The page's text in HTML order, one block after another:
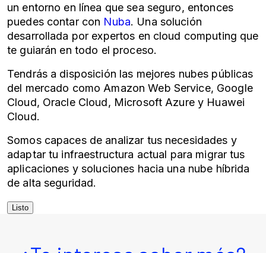
un entorno en línea que sea seguro, entonces
puedes contar con Nuba. Una solución
desarrollada por expertos en cloud computing que
te guiarán en todo el proceso.
Tendrás a disposición las mejores nubes públicas
del mercado como Amazon Web Service, Google
Cloud, Oracle Cloud, Microsoft Azure y Huawei
Cloud.
Somos capaces de analizar tus necesidades y
adaptar tu infraestructura actual para migrar tus
aplicaciones y soluciones hacia una nube híbrida
de alta seguridad.
Listo